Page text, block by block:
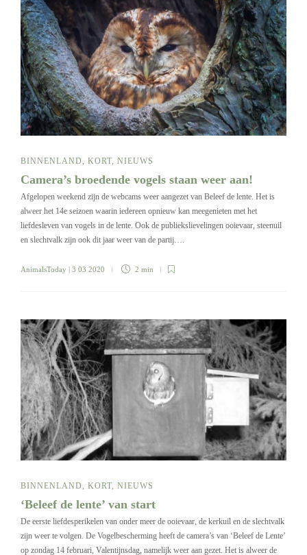
BINNENLAND KORT NIEUWS
Camera’s broedende vogels staan weer aan!
Afgelopen weekend zijn de webcams weer aangezet van Beleef de lente. Het is
alweer het 14e seizoen waarin iedereen opnieuw kan meegenieten met het
liefdesleven van vogels in de lente. Ook de publiekslievelingen ooievaar, steenuil
en slechtvalk zijn ook dit jaar weer van de partij….
AnimalsToday | 3 03 2020 2 min
BINNENLAND KORT NIEUWS
‘Beleef de lente’ van start
De eerste liefdesperikelen van onder meer de ooievaar, de kerkuil en de slechtvalk
zijn weer te volgen. De Vogelbescherming heeft de camera’s van ‘Beleef de Lente’
op zondag 14 februari, Valentijnsdag, namelijk weer aan gezet. Het is alweer de